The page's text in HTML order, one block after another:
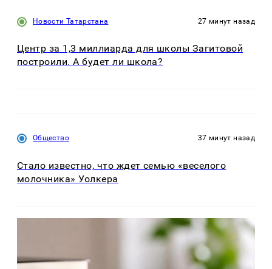
Новости Татарстана 27 минут назад
Центр за 1,3 миллиарда для школы Загитовой
построили. А будет ли школа?
Общество 37 минут назад
Стало известно, что ждет семью «веселого
молочника» Уолкера